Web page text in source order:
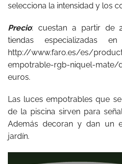
selecciona la intensidad y los
Precio: cuestan a partir de
tiendas especializadas
http://www.faro.es/es/
empotrable-rgb-niquel-mate/
euros.
Las luces empotrables que
de la piscina sirven para
Además decoran y dan un
jardín.